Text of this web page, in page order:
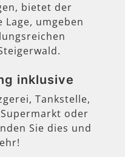
bietet der
umgeben
inklusive
Tankstelle,
oder
Sie dies und